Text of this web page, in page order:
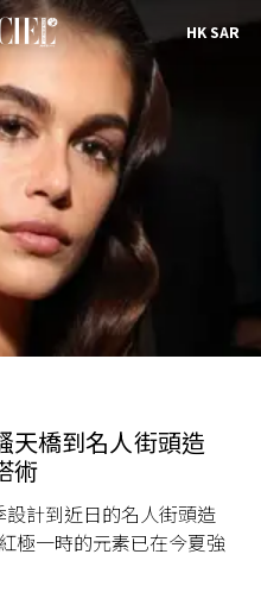
HK SAR
天橋到名人街頭造
術
計到近日的名人街頭造
極一時的元素已在今夏強